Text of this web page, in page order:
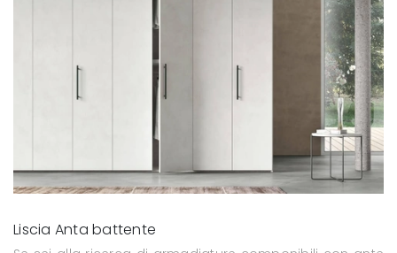
Liscia Anta battente